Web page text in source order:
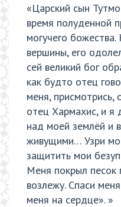
«Царский сын
время полуденной
могучего
вершины, его
сей великий бог
как будто отец
меня, присмотрись,
отец Хармахис, и я
над моей землёй и
живущими… Узри
защитить мои
Меня покрыл песок
возлежу. Спаси
меня на сердце». »